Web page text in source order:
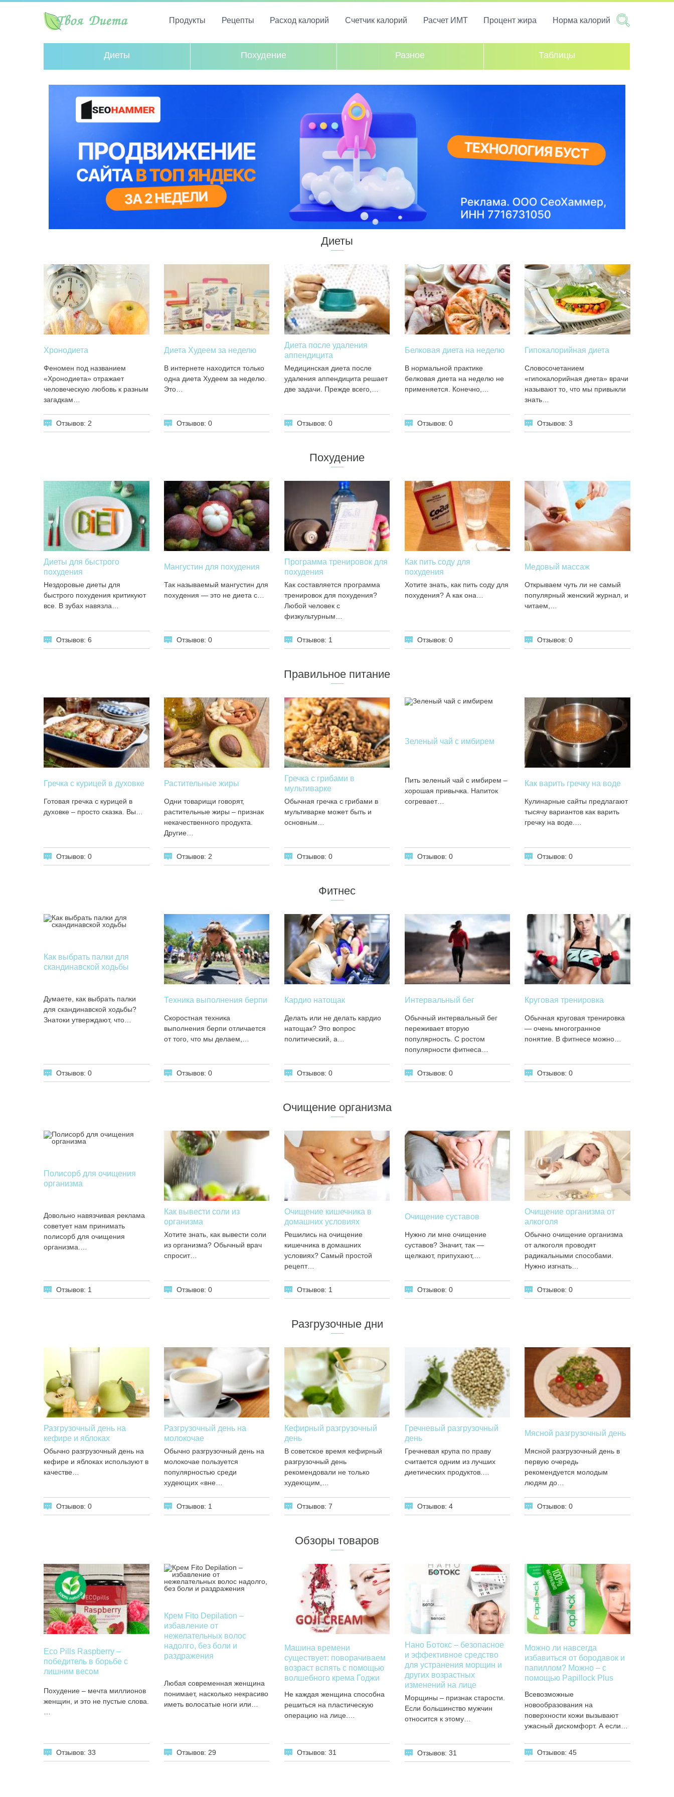
Продукты Рецепты Расход калорий Счетчик калорий Расчет ИМТ Процент жира Норма калорий
Диеты Похудение Разное Таблицы
Диеты
Хронодиета
Феномен под названием
«Хронодиета» отражает
человеческую любовь к разным
загадкам…
Отзывов: 2
Диета Худеем за неделю
В интернете находится только
одна диета Худеем за неделю.
Это…
Отзывов: 0
Диета после удаления
аппендицита
Медицинская диета после
удаления аппендицита решает
две задачи. Прежде всего,…
Отзывов: 0
Белковая диета на неделю
В нормальной практике
белковая диета на неделю не
применяется. Конечно,…
Отзывов: 0
Гипокалорийная диета
Словосочетанием
«гипокалорийная диета» врачи
называют то, что мы привыкли
знать…
Отзывов: 3
Похудение
Диеты для быстрого
похудения
Нездоровые диеты для
быстрого похудения критикуют
все. В зубах навязла…
Отзывов: 6
Мангустин для похудения
Так называемый мангустин для
похудения — это не диета с…
Отзывов: 0
Программа тренировок для
похудения
Как составляется программа
тренировок для похудения?
Любой человек с
физкультурным…
Отзывов: 1
Как пить соду для
похудения
Хотите знать, как пить соду для
похудения? А как она…
Отзывов: 0
Медовый массаж
Открываем чуть ли не самый
популярный женский журнал, и
читаем,…
Отзывов: 0
Правильное питание
Гречка с курицей в духовке
Готовая гречка с курицей в
духовке – просто сказка. Вы…
Отзывов: 0
Растительные жиры
Одни товарищи говорят,
растительные жиры – признак
некачественного продукта.
Другие…
Отзывов: 2
Гречка с грибами в
мультиварке
Обычная гречка с грибами в
мультиварке может быть и
основным…
Отзывов: 0
Зеленый чай с имбирем
Пить зеленый чай с имбирем –
хорошая привычка. Напиток
согревает…
Отзывов: 0
Как варить гречку на воде
Кулинарные сайты предлагают
тысячу вариантов как варить
гречку на воде.…
Отзывов: 0
Фитнес
Как выбрать палки для
скандинавской ходьбы
Думаете, как выбрать палки
для скандинавской ходьбы?
Знатоки утверждают, что…
Отзывов: 0
Техника выполнения берпи
Скоростная техника
выполнения берпи отличается
от того, что мы делаем,…
Отзывов: 0
Кардио натощак
Делать или не делать кардио
натощак? Это вопрос
политический, а…
Отзывов: 0
Интервальный бег
Обычный интервальный бег
переживает вторую
популярность. С ростом
популярности фитнеса…
Отзывов: 0
Круговая тренировка
Обычная круговая тренировка
— очень многогранное
понятие. В фитнесе можно…
Отзывов: 0
Очищение организма
Полисорб для очищения
организма
Довольно навязчивая реклама
советует нам принимать
полисорб для очищения
организма.…
Отзывов: 1
Как вывести соли из
организма
Хотите знать, как вывести соли
из организма? Обычный врач
спросит…
Отзывов: 0
Очищение кишечника в
домашних условиях
Решились на очищение
кишечника в домашних
условиях? Самый простой
рецепт…
Отзывов: 1
Очищение суставов
Нужно ли мне очищение
суставов? Значит, так —
щелкают, припухают,…
Отзывов: 0
Очищение организма от
алкоголя
Обычно очищение организма
от алкоголя проводят
радикальными способами.
Нужно изгнать…
Отзывов: 0
Разгрузочные дни
Разгрузочный день на
кефире и яблоках
Обычно разгрузочный день на
кефире и яблоках используют в
качестве…
Отзывов: 0
Разгрузочный день на
молокочае
Обычно разгрузочный день на
молокочае пользуется
популярностью среди
худеющих «вне…
Отзывов: 1
Кефирный разгрузочный
день
В советское время кефирный
разгрузочный день
рекомендовали не только
худеющим,…
Отзывов: 7
Гречневый разгрузочный
день
Гречневая крупа по праву
считается одним из лучших
диетических продуктов.…
Отзывов: 4
Мясной разгрузочный день
Мясной разгрузочный день в
первую очередь
рекомендуется молодым
людям до…
Отзывов: 0
Обзоры товаров
Eco Pills Raspberry –
победитель в борьбе с
лишним весом
Похудение – мечта миллионов
женщин, и это не пустые слова.
Отзывов: 33
Крем Fito Depilation –
избавление от
нежелательных волос
надолго, без боли и
раздражения
Любая современная женщина
понимает, насколько некрасиво
иметь волосатые ноги или…
Отзывов: 29
Машина времени
существует: поворачиваем
возраст вспять с помощью
волшебного крема Годжи
Не каждая женщина способна
решиться на пластическую
операцию на лице.…
Отзывов: 31
Нано Ботокс – безопасное
и эффективное средство
для устранения морщин и
других возрастных
изменений на лице
Морщины – признак старости.
Если большинство мужчин
относится к этому…
Отзывов: 31
Можно ли навсегда
избавиться от бородавок и
папиллом? Можно – с
помощью Papillock Plus
Всевозможные
новообразования на
поверхности кожи вызывают
ужасный дискомфорт. А если…
Отзывов: 45